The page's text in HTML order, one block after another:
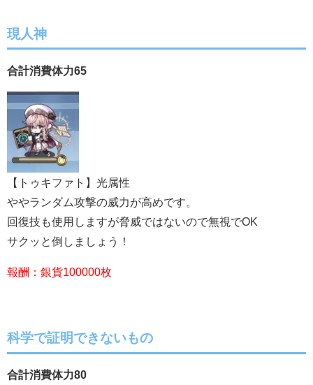
現人神
合計消費体力65
【トゥキファト】光属性
ややランダム攻撃の威力が高めです。
回復技も使用しますが脅威ではないので無視でOK
サクッと倒しましょう！
報酬：銀貨100000枚
科学で証明できないもの
合計消費体力80